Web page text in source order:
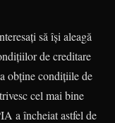
să îşi aleagă
de creditare
obţine condiţiile de
cel mai bine
a încheiat astfel de